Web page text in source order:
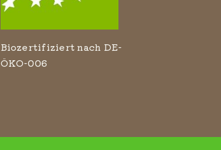
Biozertifiziert nach DE-
ÖKO-006